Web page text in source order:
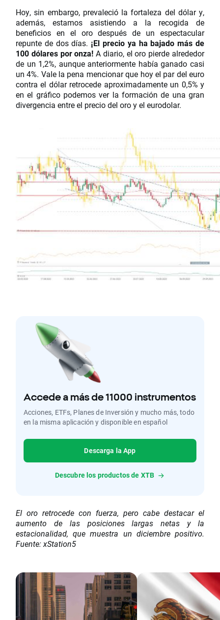
Hoy, sin embargo, prevaleció la fortaleza del dólar y,
además, estamos asistiendo a la recogida de
beneficios en el oro después de un espectacular
repunte de dos días. ¡El precio ya ha bajado más de
100 dólares por onza! A diario, el oro pierde alrededor
de un 1,2%, aunque anteriormente había ganado casi
un 4%. Vale la pena mencionar que hoy el par del euro
contra el dólar retrocede aproximadamente un 0,5% y
en el gráfico podemos ver la formación de una gran
divergencia entre el precio del oro y el eurodolar.
Accede a más de 11000 instrumentos
Acciones, ETFs, Planes de Inversión y mucho más, todo
en la misma aplicación y disponible en español
Descarga la App
Descubre los productos de XTB
El oro retrocede con fuerza, pero cabe destacar el
aumento de las posiciones largas netas y la
estacionalidad, que muestra un diciembre positivo.
Fuente: xStation5